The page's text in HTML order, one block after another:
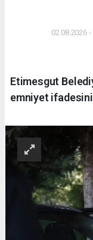
02.08.2026
Etimesgut
emniyet